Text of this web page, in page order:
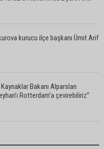
kurucu ilçe başkanı Ümit Arif
Bakanı Alparslan
Rotterdam’a çevirebiliriz”
Karataş’tan sahiller için